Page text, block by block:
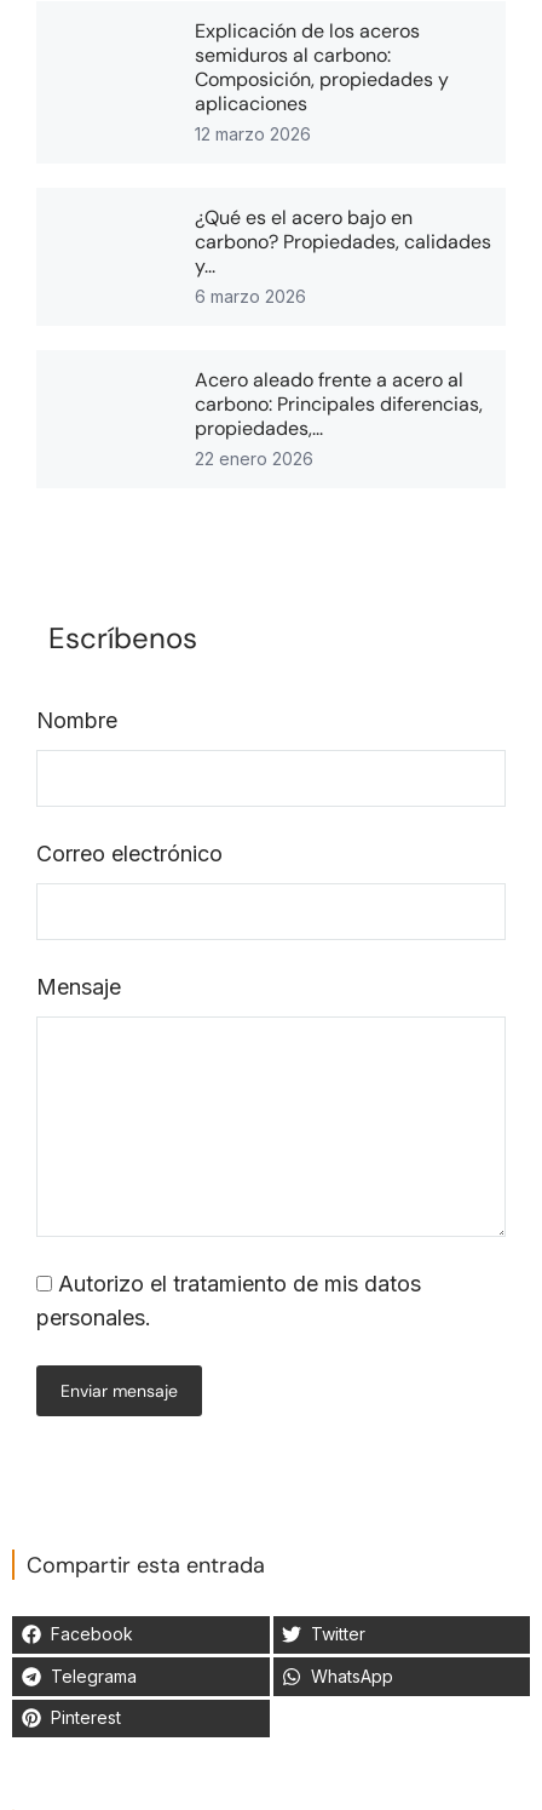
Explicación de los aceros
semiduros al carbono:
Composición, propiedades y
aplicaciones
12 marzo 2026
¿Qué es el acero bajo en
carbono? Propiedades, calidades
y...
6 marzo 2026
Acero aleado frente a acero al
carbono: Principales diferencias,
propiedades,...
22 enero 2026
Escríbenos
Nombre
Correo electrónico
Mensaje
Autorizo el tratamiento de mis datos
personales.
Enviar mensaje
Compartir esta entrada
Facebook Twitter
Telegrama WhatsApp
Pinterest